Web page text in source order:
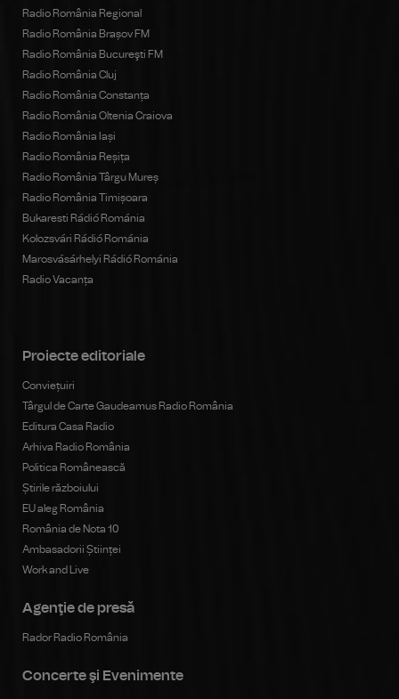
Radio România Regional
Radio România Brașov FM
Radio România Bucureşti FM
Radio România Cluj
Radio România Constanța
Radio România Oltenia Craiova
Radio România Iași
Radio România Reșița
Radio România Târgu Mureș
Radio România Timișoara
Bukaresti Rádió Románia
Kolozsvári Rádió Románia
Marosvásárhelyi Rádió Románia
Radio Vacanța
Proiecte editoriale
Conviețuiri
Târgul de Carte Gaudeamus Radio România
Editura Casa Radio
Arhiva Radio România
Politica Românească
Știrile războiului
EU aleg România
România de Nota 10
Ambasadorii Științei
Work and Live
Agenţie de presă
Rador Radio România
Concerte şi Evenimente